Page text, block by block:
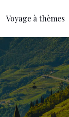
Voyage à thèmes